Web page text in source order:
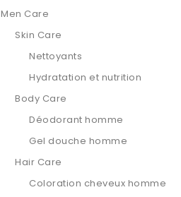
Men Care
Skin Care
Nettoyants
Hydratation et nutrition
Body Care
Déodorant homme
Gel douche homme
Hair Care
Coloration cheveux homme